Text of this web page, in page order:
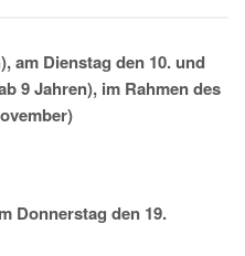
am Dienstag den 10. und
9 Jahren), im Rahmen des
Donnerstag den 19.